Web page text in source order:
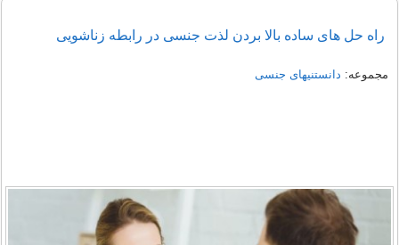
راه حل های ساده بالا بردن لذت جنسی در رابطه زناشویی
مجموعه: دانستنیهای جنسی